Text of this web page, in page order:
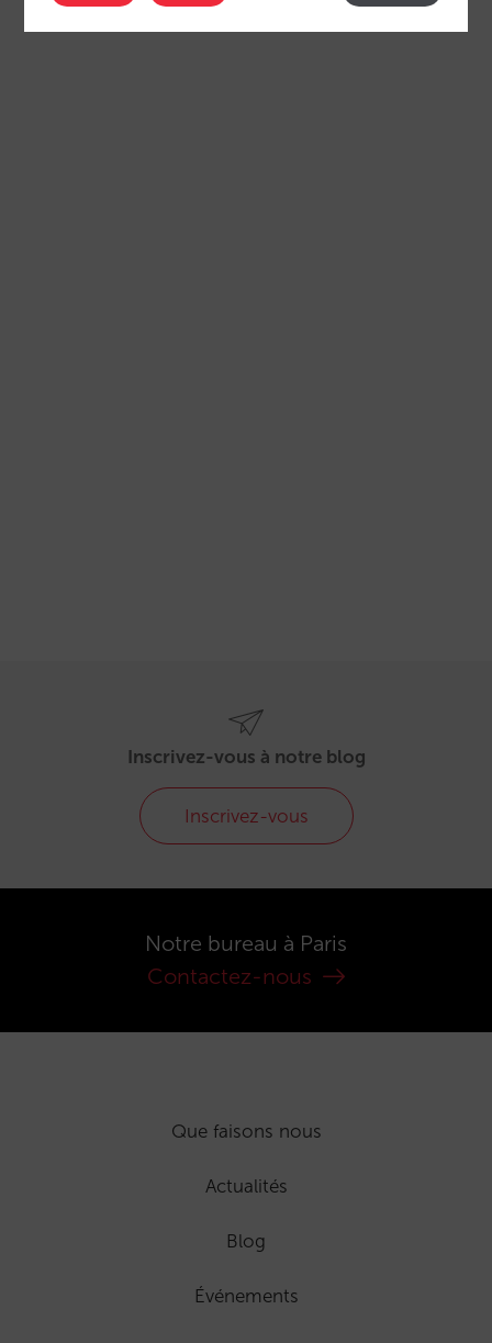
Inscrivez-vous à notre blog
Inscrivez-vous
Notre bureau à Paris
Contactez-nous
Que faisons nous
Actualités
Blog
Événements